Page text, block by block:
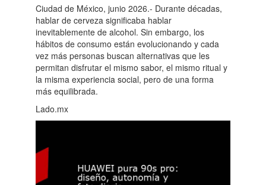
Ciudad de México, junio 2026.- Durante décadas,
hablar de cerveza significaba hablar
inevitablemente de alcohol. Sin embargo, los
hábitos de consumo están evolucionando y cada
vez más personas buscan alternativas que les
permitan disfrutar el mismo sabor, el mismo ritual y
la misma experiencia social, pero de una forma
más equilibrada.
Lado.mx